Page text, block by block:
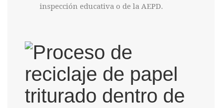
inspección educativa o de la AEPD.